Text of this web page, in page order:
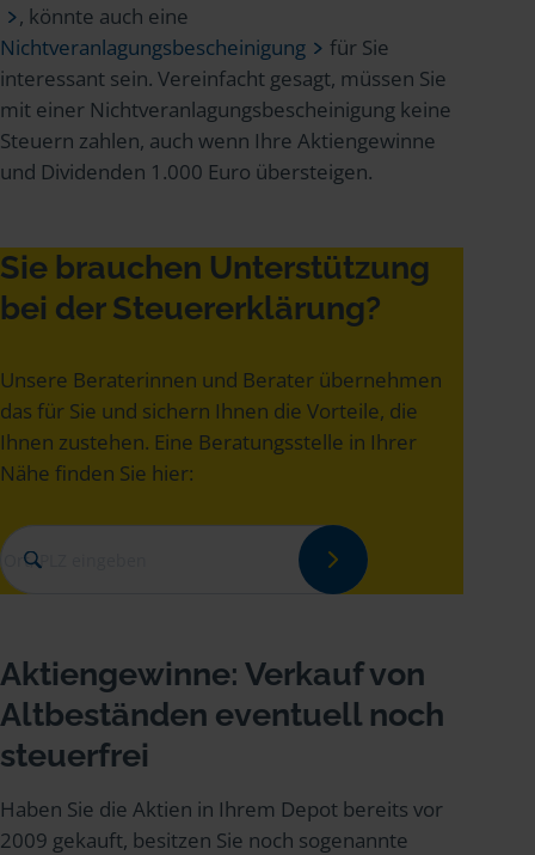
, könnte auch eine
Nichtveranlagungsbescheinigung
für Sie
interessant sein. Vereinfacht gesagt, müssen Sie
mit einer Nichtveranlagungsbescheinigung keine
Steuern zahlen, auch wenn Ihre Aktiengewinne
und Dividenden 1.000 Euro übersteigen.
Sie brauchen Unterstützung
bei der Steuererklärung?
Unsere Beraterinnen und Berater übernehmen
das für Sie und sichern Ihnen die Vorteile, die
Ihnen zustehen. Eine Beratungsstelle in Ihrer
Nähe finden Sie hier:
Aktiengewinne: Verkauf von
Altbeständen eventuell noch
steuerfrei
Haben Sie die Aktien in Ihrem Depot bereits vor
2009 gekauft, besitzen Sie noch sogenannte